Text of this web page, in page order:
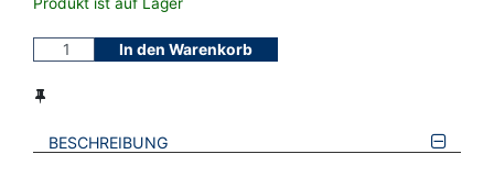
In den Warenkorb
BESCHREIBUNG